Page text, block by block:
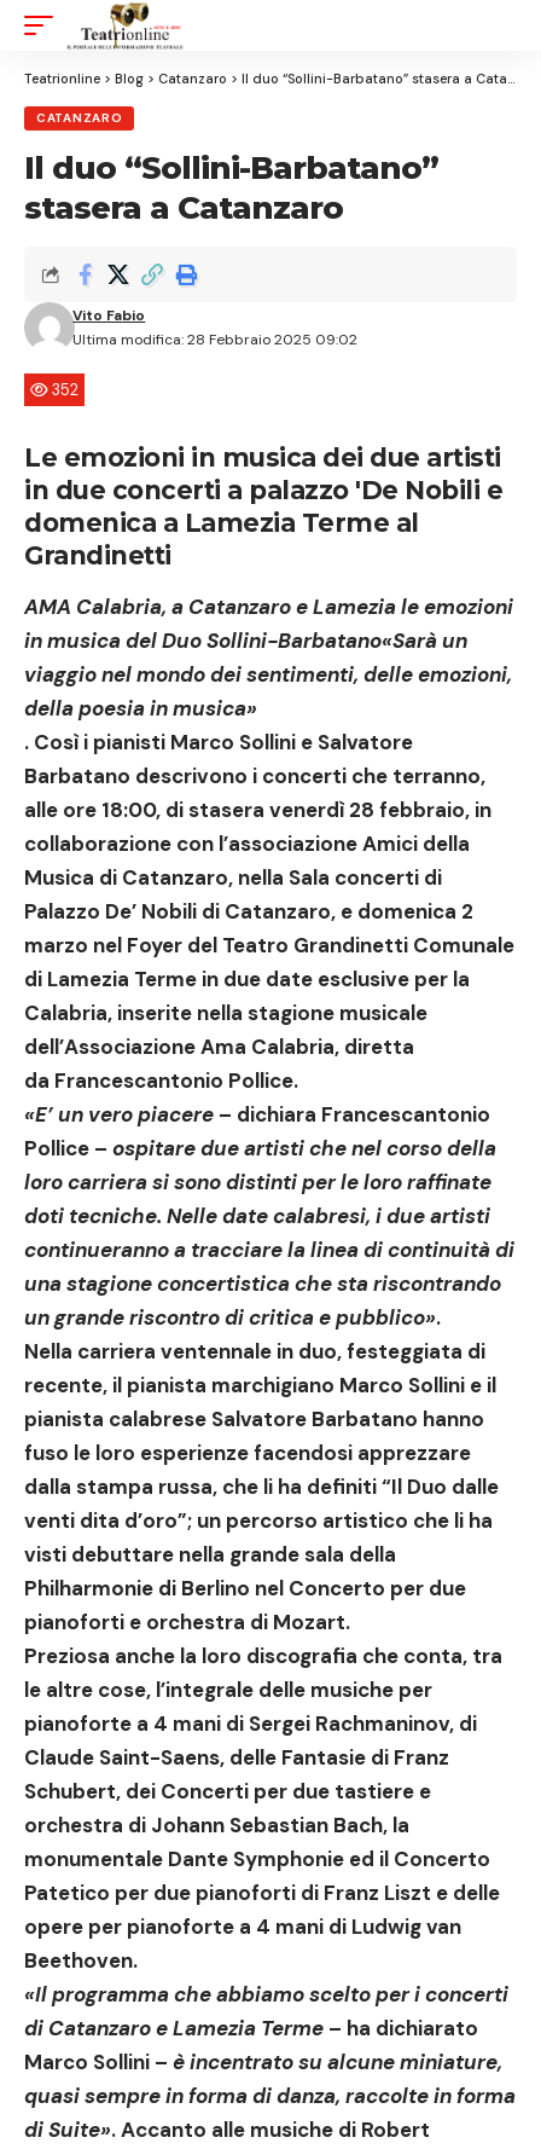
Resizer
Teatrionline > Blog > Catanzaro > Il duo “Sollini-Barbatano” stasera a Catanzaro
CATANZARO
Il duo “Sollini-Barbatano”
stasera a Catanzaro
Ultima modifica: 28 Febbraio 2025 09:02
Vito Fabio
352
Le emozioni in musica dei due artisti
in due concerti a palazzo 'De Nobili e
domenica a Lamezia Terme al
Grandinetti
AMA Calabria, a Catanzaro e Lamezia le emozioni
in musica del Duo Sollini-Barbatano«Sarà un
viaggio nel mondo dei sentimenti, delle emozioni,
della poesia in musica»
. Così i pianisti Marco Sollini e Salvatore
Barbatano descrivono i concerti che terranno,
alle ore 18:00, di stasera venerdì 28 febbraio, in
collaborazione con l’associazioneAmici della
Musica di Catanzaro, nella Sala concerti di
Palazzo De’ Nobili di Catanzaro, e domenica 2
marzo nel Foyer del Teatro Grandinetti Comunale
di Lamezia Terme in due date esclusive per la
Calabria, inserite nella stagione musicale
dell’AssociazioneAma Calabria, diretta
da Francescantonio Pollice.
«E’ un vero piacere – dichiara Francescantonio
Pollice – ospitare due artisti che nel corso della
loro carriera si sono distinti per le loro raffinate
doti tecniche. Nelle date calabresi, i due artisti
continueranno a tracciare la linea di continuità di
una stagione concertistica che sta riscontrando
un grande riscontro di critica e pubblico».
Nella carriera ventennale in duo, festeggiata di
recente, il pianista marchigiano Marco Sollini e il
pianista calabrese Salvatore Barbatano hanno
fuso le loro esperienze facendosi apprezzare
dalla stampa russa, che li ha definiti “Il Duo dalle
venti dita d’oro”; un percorso artistico che li ha
visti debuttare nella grande sala della
Philharmonie di Berlino nel Concerto per due
pianoforti e orchestra di Mozart.
Preziosa anche la loro discografia che conta, tra
le altre cose, l’integrale delle musiche per
pianoforte a 4 mani di Sergei Rachmaninov, di
Claude Saint-Saens, delle Fantasie di Franz
Schubert, dei Concerti per due tastiere e
orchestra di Johann Sebastian Bach, la
monumentale Dante Symphonie ed il Concerto
Patetico per due pianoforti di Franz Liszt e delle
opere per pianoforte a 4 mani di Ludwig van
Beethoven.
«Il programma che abbiamo scelto per i concerti
di Catanzaro e Lamezia Terme – ha dichiarato
Marco Sollini – è incentrato su alcune miniature,
quasi sempre in forma di danza, raccolte in forma
di Suite». Accanto alle musiche di Robert